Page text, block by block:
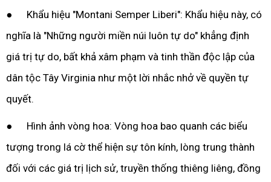
● Khẩu hiệu "Montani Semper Liberi": Khẩu hiệu này, có
nghĩa là "Những người miền núi luôn tự do" khẳng định
giá trị tự do, bất khả xâm phạm và tinh thần độc lập của
dân tộc Tây Virginia như một lời nhắc nhở về quyền tự
quyết.
● Hình ảnh vòng hoa: Vòng hoa bao quanh các biểu
tượng trong lá cờ thể hiện sự tôn kính, lòng trung thành
đối với các giá trị lịch sử, truyền thống thiêng liêng, đồng